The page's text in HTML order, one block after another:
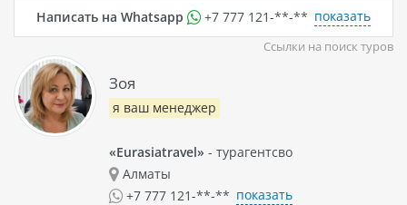
Написать на Whatsapp +7 777 121-**-** показать
Ссылки на поиск туров
Зоя
я ваш менеджер
«Eurasiatravel» - турагентсво
Алматы
+7 777 121-**-** показать